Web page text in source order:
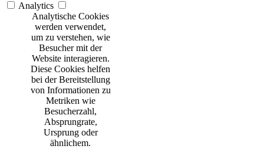
Analytics
Analytische Cookies
werden verwendet,
um zu verstehen, wie
Besucher mit der
Website interagieren.
Diese Cookies helfen
bei der Bereitstellung
von Informationen zu
Metriken wie
Besucherzahl,
Absprungrate,
Ursprung oder
ähnlichem.